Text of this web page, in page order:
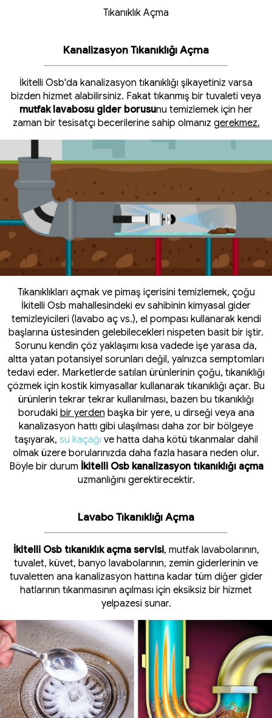
Tıkanıklık Açma
Kanalizasyon Tıkanıklığı Açma
İkitelli Osb'da kanalizasyon tıkanıklığı şikayetiniz varsa
bizden hizmet alabilirsiniz. Fakat tıkanmış bir tuvaleti veya
mutfak lavabosu gider borusunu temizlemek için her
zaman bir tesisatçı becerilerine sahip olmanız gerekmez.
Tıkanıklıkları açmak ve pimaş içerisini temizlemek, çoğu
İkitelli Osb mahallesindeki ev sahibinin kimyasal gider
temizleyicileri (lavabo aç vs.), el pompası kullanarak kendi
başlarına üstesinden gelebilecekleri nispeten basit bir iştir.
Sorunu kendin çöz yaklaşımı kısa vadede işe yarasa da,
altta yatan potansiyel sorunları değil, yalnızca semptomları
tedavi eder. Marketlerde satılan ürünlerinin çoğu, tıkanıklığı
çözmek için kostik kimyasallar kullanarak tıkanıklığı açar. Bu
ürünlerin tekrar tekrar kullanılması, bazen bu tıkanıklığı
borudaki bir yerden başka bir yere, u dirseği veya ana
kanalizasyon hattı gibi ulaşılması daha zor bir bölgeye
taşıyarak, su kaçağı ve hatta daha kötü tıkanmalar dahil
olmak üzere borularınızda daha fazla hasara neden olur.
Böyle bir durum İkitelli Osb kanalizasyon tıkanıklığı açma
uzmanlığını gerektirecektir.
Lavabo Tıkanıklığı Açma
İkitelli Osb tıkanıklık açma servisi, mutfak lavabolarının,
tuvalet, küvet, banyo lavabolarının, zemin giderlerinin ve
tuvaletten ana kanalizasyon hattına kadar tüm diğer gider
hatlarının tıkanmasının açılması için eksiksiz bir hizmet
yelpazesi sunar.